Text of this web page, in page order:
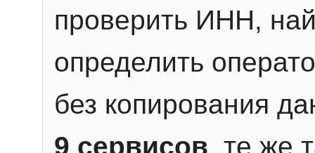
проверить ИНН,
определить
без копирования
9 сервисов, те же